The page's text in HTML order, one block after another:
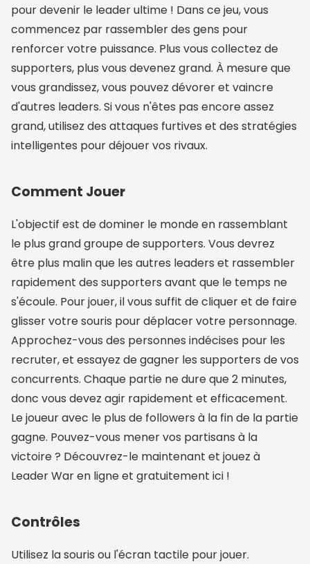
pour devenir le leader ultime ! Dans ce jeu, vous
commencez par rassembler des gens pour
renforcer votre puissance. Plus vous collectez de
supporters, plus vous devenez grand. À mesure que
vous grandissez, vous pouvez dévorer et vaincre
d'autres leaders. Si vous n'êtes pas encore assez
grand, utilisez des attaques furtives et des stratégies
intelligentes pour déjouer vos rivaux.
Comment Jouer
L'objectif est de dominer le monde en rassemblant
le plus grand groupe de supporters. Vous devrez
être plus malin que les autres leaders et rassembler
rapidement des supporters avant que le temps ne
s'écoule. Pour jouer, il vous suffit de cliquer et de faire
glisser votre souris pour déplacer votre personnage.
Approchez-vous des personnes indécises pour les
recruter, et essayez de gagner les supporters de vos
concurrents. Chaque partie ne dure que 2 minutes,
donc vous devez agir rapidement et efficacement.
Le joueur avec le plus de followers à la fin de la partie
gagne. Pouvez-vous mener vos partisans à la
victoire ? Découvrez-le maintenant et jouez à
Leader War en ligne et gratuitement ici !
Contrôles
Utilisez la souris ou l'écran tactile pour jouer.